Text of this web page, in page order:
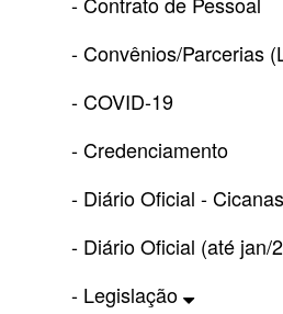
- Convênios/Parcerias
- COVID-19
- Credenciamento
- Diário Oficial -
- Diário Oficial (até jan/
- Legislação